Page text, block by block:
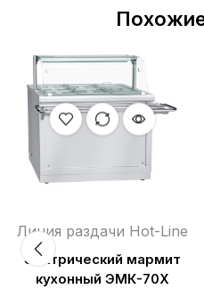
Линия раздачи Hot-Line
Эектрический мармит
кухонный ЭМК-70Х